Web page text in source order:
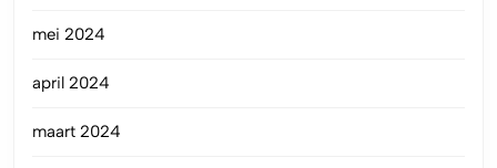
mei 2024
april 2024
maart 2024